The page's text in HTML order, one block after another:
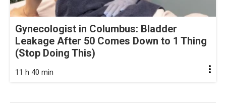
Gynecologist in Columbus: Bladder
Leakage After 50 Comes Down to 1 Thing
(Stop Doing This)
11 h 40 min